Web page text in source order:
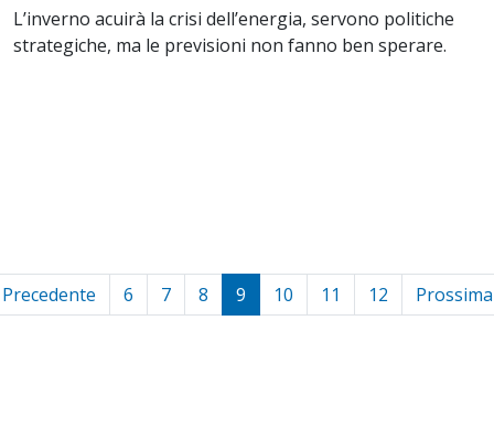
L’inverno acuirà la crisi dell’energia, servono politiche
strategiche, ma le previsioni non fanno ben sperare.
Precedente 6 7 8 9 10 11 12 Prossima